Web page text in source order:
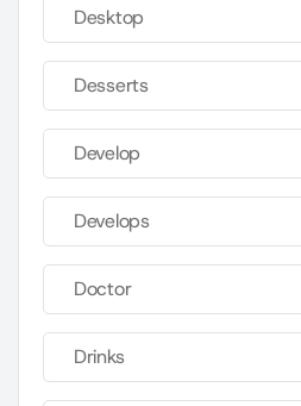
Desktop
Desserts
Develop
Develops
Doctor
Drinks